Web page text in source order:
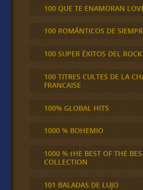
100 QUE TE ENAMORAN
100 ROMÁNTICOS DE
100 SUPER ÉXITOS DEL
100 TITRES CULTES DE LA
FRANCAISE
100% GLOBAL HITS
1000 % BOHEMIO
1000 % tHE BEST OF THE
COLLECTION
101 BALADAS DE LUJO